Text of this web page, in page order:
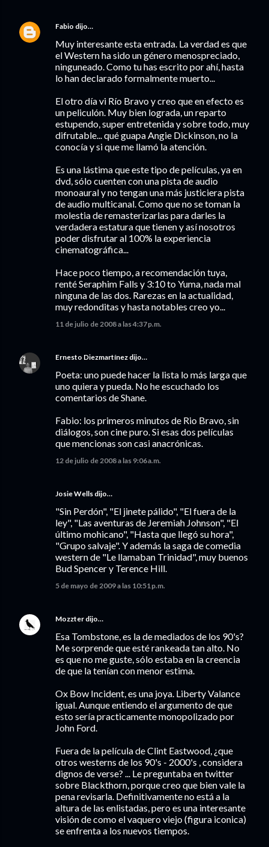
Fabio dijo…
Muy interesante esta entrada. La verdad es que
el Western ha sido un género menospreciado,
ninguneado. Como tu has escrito por ahí, hasta
lo han declarado formalmente muerto...
El otro día vi Río Bravo y creo que en efecto es
un peliculón. Muy bien lograda, un reparto
estupendo, super entretenida y sobre todo, muy
difrutable... qué guapa Angie Dickinson, no la
conocía y si que me llamó la atención.
Es una lástima que este tipo de películas, ya en
dvd, sólo cuenten con una pista de audio
monoaural y no tengan una más justiciera pista
de audio multicanal. Como que no se toman la
molestia de remasterizarlas para darles la
verdadera estatura que tienen y así nosotros
poder disfrutar al 100% la experiencia
cinematográfica...
Hace poco tiempo, a recomendación tuya,
renté Seraphim Falls y 3:10 to Yuma, nada mal
ninguna de las dos. Rarezas en la actualidad,
muy redonditas y hasta notables creo yo...
11 de julio de 2008 a las 4:37 p.m.
Ernesto Diezmartínez dijo…
Poeta: uno puede hacer la lista lo más larga que
uno quiera y pueda. No he escuchado los
comentarios de Shane.
Fabio: los primeros minutos de Rio Bravo, sin
diálogos, son cine puro. Si esas dos películas
que mencionas son casi anacrónicas.
12 de julio de 2008 a las 9:06 a.m.
Josie Wells dijo…
"Sin Perdón", "El jinete pálido", "El fuera de la
ley", "Las aventuras de Jeremiah Johnson", "El
último mohicano", "Hasta que llegó su hora",
"Grupo salvaje". Y además la saga de comedia
western de "Le llamaban Trinidad", muy buenos
Bud Spencer y Terence Hill.
5 de mayo de 2009 a las 10:51 p.m.
Mozzter dijo…
Esa Tombstone, es la de mediados de los 90's?
Me sorprende que esté rankeada tan alto. No
es que no me guste, sólo estaba en la creencia
de que la tenían con menor estima.
Ox Bow Incident, es una joya. Liberty Valance
igual. Aunque entiendo el argumento de que
esto sería practicamente monopolizado por
John Ford.
Fuera de la película de Clint Eastwood, ¿que
otros westerns de los 90's - 2000's , considera
dignos de verse? ... Le preguntaba en twitter
sobre Blackthorn, porque creo que bien vale la
pena revisarla. Definitivamente no está a la
altura de las enlistadas, pero es una interesante
visión de como el vaquero viejo (figura iconica)
se enfrenta a los nuevos tiempos.